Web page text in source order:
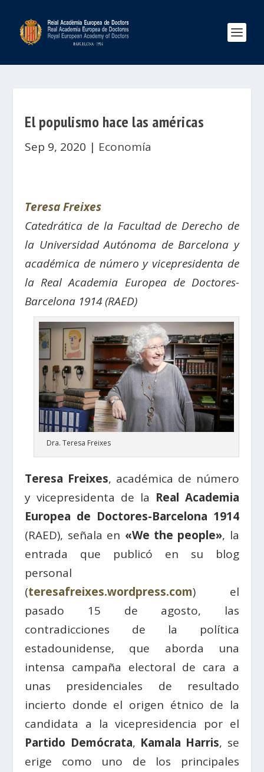
El populismo hace las américas
Sep 9, 2020 | Economía
Teresa Freixes
Catedrática de la Facultad de Derecho de
la Universidad Autónoma de Barcelona y
académica de número y vicepresidenta de
la Real Academia Europea de Doctores-
Barcelona 1914 (RAED)
Dra. Teresa Freixes
Teresa Freixes, académica de número
y vicepresidenta de la Real Academia
Europea de Doctores-Barcelona 1914
(RAED), señala en «We the people», la
entrada que publicó en su blog
personal
(teresafreixes.wordpress.com) el
pasado 15 de agosto, las
contradicciones de la política
estadounidense, que aborda una
intensa campaña electoral de cara a
unas presidenciales de resultado
incierto donde el origen étnico de la
candidata a la vicepresidencia por el
Partido Demócrata, Kamala Harris, se
erige como uno de los principales